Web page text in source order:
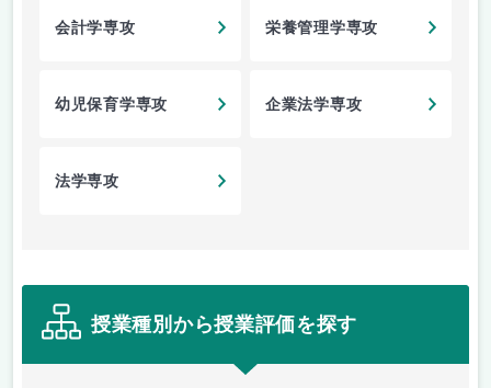
会計学専攻 栄養管理学専攻
幼児保育学専攻 企業法学専攻
法学専攻
授業種別から授業評価を探す